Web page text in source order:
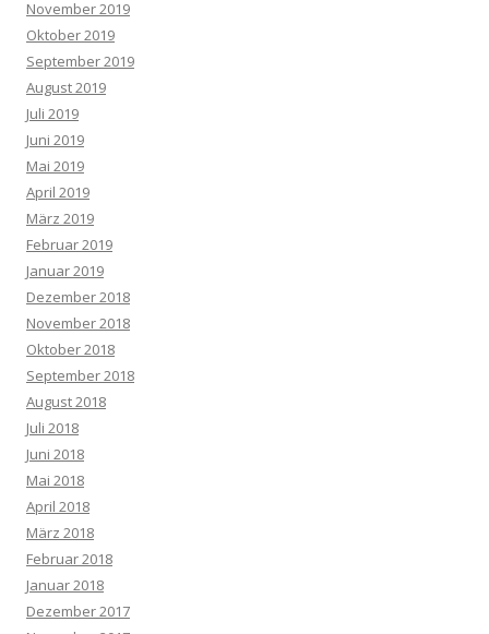
November 2019
Oktober 2019
September 2019
August 2019
Juli 2019
Juni 2019
Mai 2019
April 2019
März 2019
Februar 2019
Januar 2019
Dezember 2018
November 2018
Oktober 2018
September 2018
August 2018
Juli 2018
Juni 2018
Mai 2018
April 2018
März 2018
Februar 2018
Januar 2018
Dezember 2017